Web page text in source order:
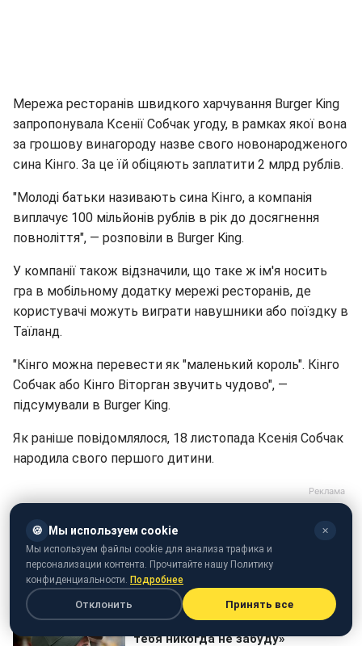
Мережа ресторанів швидкого харчування Burger King
запропонувала Ксенії Собчак угоду, в рамках якої вона
за грошову винагороду назве свого новонародженого
сина Кінго. За це їй обіцяють заплатити 2 млрд рублів.
"Молоді батьки називають сина Кінго, а компанія
виплачує 100 мільйонів рублів в рік до досягнення
повноліття", — розповіли в Burger King.
У компанії також відзначили, що таке ж ім'я носить
гра в мобільному додатку мережі ресторанів, де
користувачі можуть виграти навушники або поїздку в
Таїланд.
"Кінго можна перевести як "маленький король". Кінго
Собчак або Кінго Віторган звучить чудово", —
підсумували в Burger King.
Як раніше повідомлялося, 18 листопада Ксенія Собчак
народила свого першого дитини.
🍪 Мы используем cookie ✕
Мы используем файлы cookie для анализа трафика и
персонализации контента. Прочитайте нашу Политику
конфиденциальности. Подробнее
Отклонить Принять все